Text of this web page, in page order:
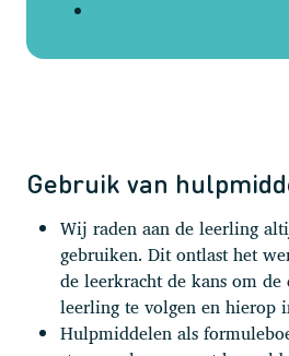
Gebruik van
Wij raden aan de leerling
gebruiken. Dit ontlast het
de leerkracht de kans om de
leerling te volgen en hierop
Hulpmiddelen als